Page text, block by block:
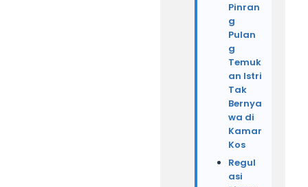
Pinran
g
Pulan
g
Temuk
an Istri
Tak
Bernya
wa di
Kamar
Kos
Regul
asi